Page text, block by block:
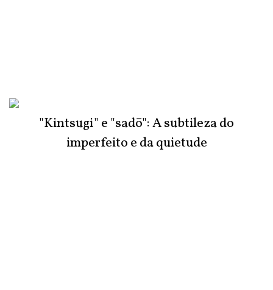
"Kintsugi" e "sadō": A subtileza do
imperfeito e da quietude